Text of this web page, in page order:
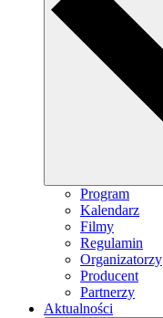
Program
Kalendarz
Filmy
Regulamin
Organizatorzy
Producent
Partnerzy
Aktualności